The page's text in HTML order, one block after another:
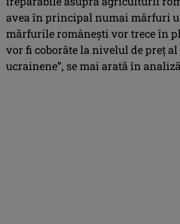
avea în principal numai mărfuri
mărfurile românești vor trece în
vor fi coborâte la nivelul de preț al
ucrainene”, se mai arată în